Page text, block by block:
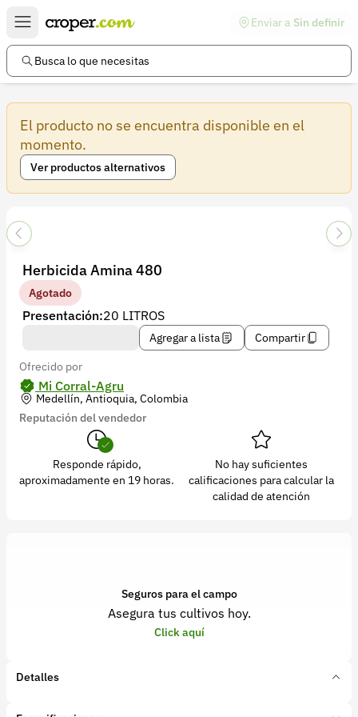
Enviar a Sin definir
Busca lo que necesitas
El producto no se encuentra disponible en el
momento.
Ver productos alternativos
Herbicida Amina 480
Agotado
Presentación:20 LITROS
Agregar a lista
Compartir
Ofrecido por
Mi Corral-Agru
Medellín, Antioquia, Colombia
Reputación del vendedor
Responde rápido,
aproximadamente en 19 horas.
No hay suficientes
calificaciones para calcular la
calidad de atención
Seguros para el campo
Asegura tus cultivos hoy.
Click aquí
Detalles
Enlaces de interés
Preguntas frecuentes
Ayuda
Información legal
Términos y condiciones
Política de privacidad
Cuenta
Iniciar sesión
Recuperar contraseña
Contacto
Soporte
+57 323 2931928
contacto@croper.com